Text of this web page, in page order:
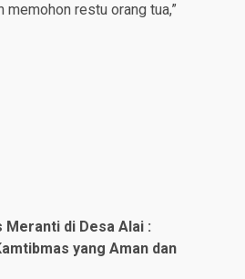
memohon restu orang tua,”
di Desa Alai :
yang Aman dan